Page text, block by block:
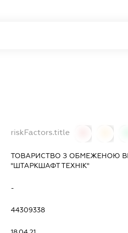
riskFactors.title
ТОВАРИСТВО З ОБМЕЖЕНОЮ
"ШТАРКШАФТ ТЕХНІК"
-
44309338